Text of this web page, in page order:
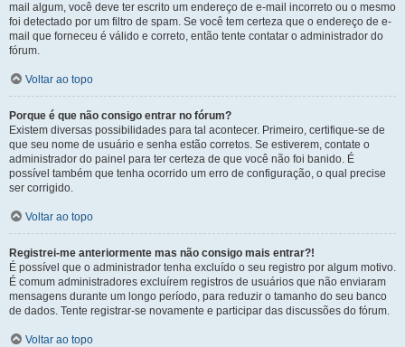
mail algum, você deve ter escrito um endereço de e-mail incorreto ou o mesmo
foi detectado por um filtro de spam. Se você tem certeza que o endereço de e-
mail que forneceu é válido e correto, então tente contatar o administrador do
fórum.
Voltar ao topo
Porque é que não consigo entrar no fórum?
Existem diversas possibilidades para tal acontecer. Primeiro, certifique-se de
que seu nome de usuário e senha estão corretos. Se estiverem, contate o
administrador do painel para ter certeza de que você não foi banido. É
possível também que tenha ocorrido um erro de configuração, o qual precise
ser corrigido.
Voltar ao topo
Registrei-me anteriormente mas não consigo mais entrar?!
É possível que o administrador tenha excluído o seu registro por algum motivo.
É comum administradores excluírem registros de usuários que não enviaram
mensagens durante um longo período, para reduzir o tamanho do seu banco
de dados. Tente registrar-se novamente e participar das discussões do fórum.
Voltar ao topo